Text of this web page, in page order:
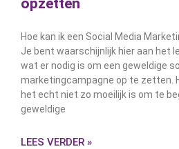
Hoe kan ik een Social Media
Je bent waarschijnlijk hier aan het
wat er nodig is om een geweldige
marketingcampagne op te zetten.
het echt niet zo moeilijk is om te
geweldige
LEES VERDER »